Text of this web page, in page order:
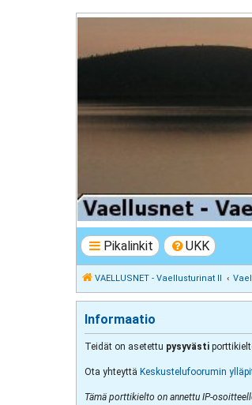
VAELLUSNET -
Keskustelua vaeltamisesta ja Lapista
Pikalinkit UKK
VAELLUSNET - Vaellusturinat II
Informaatio
Teidät on asetettu pysyvästi
Ota yhteyttä Keskustelufoorumin
Tämä porttikielto on annettu IP-